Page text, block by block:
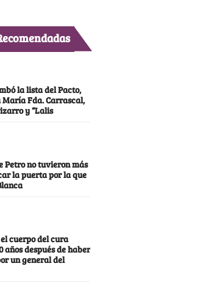
la lista del Pacto,
María Fda. Carrascal,
y “Lalis
Petro no tuvieron más
la puerta por la que
cuerpo del cura
años después de haber
un general del